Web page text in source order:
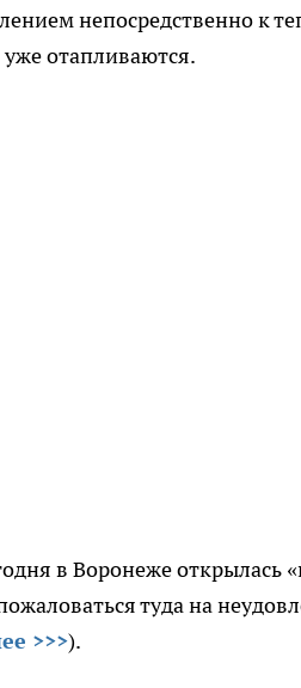
непосредственно к
отапливаются.
в Воронеже открылась
туда на
>>>).